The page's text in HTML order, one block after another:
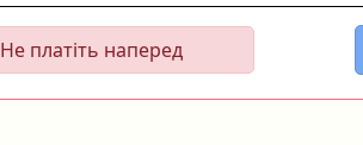
Не платіть наперед